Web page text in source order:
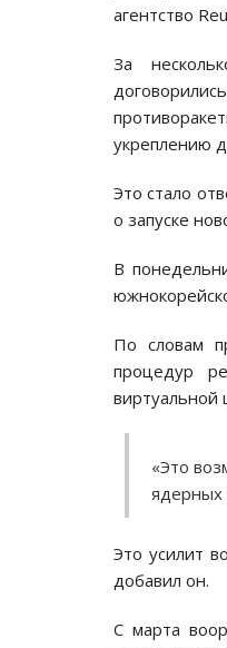
агентство
За
укреплению
Это стало
о запуске
В
По словам
процедур
виртуальной
«Это
ядерных
Это усилит
добавил он.
С марта